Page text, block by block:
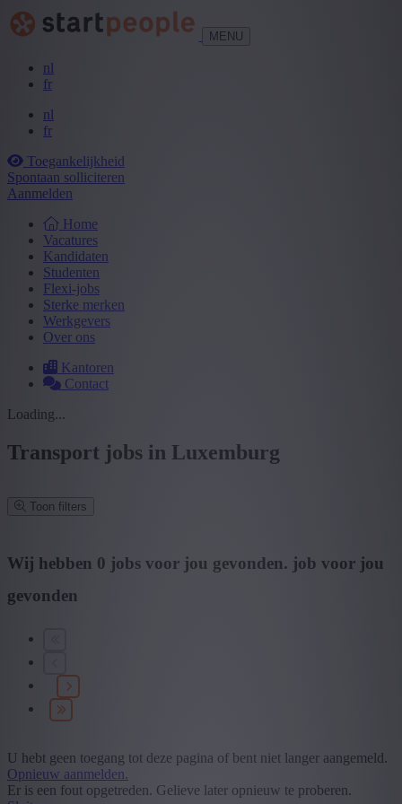
MENU
nl
fr
nl
fr
Toegankelijkheid
Spontaan solliciteren
Aanmelden
Home
Vacatures
Kandidaten
Studenten
Flexi-jobs
Sterke merken
Werkgevers
Over ons
Kantoren
Contact
Loading...
Transport jobs in Luxemburg
Toon filters
Postcode of gemeente
Mijn gekozen filters
Specialisatie
+ Toon meer
- Toon minder
Wij hebben 0 jobs voor jou gevonden. job voor jou
gevonden
U hebt geen toegang tot deze pagina of bent niet langer aangemeld.
Opnieuw aanmelden.
Er is een fout opgetreden. Gelieve later opnieuw te proberen.